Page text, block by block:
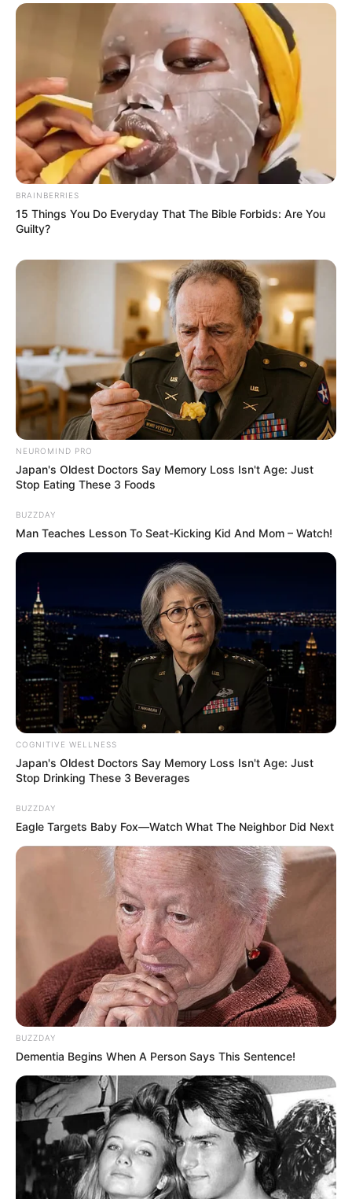
BRAINBERRIES
15 Things You Do Everyday That The Bible Forbids: Are You
Guilty?
NEUROMIND PRO
Japan's Oldest Doctors Say Memory Loss Isn't Age: Just
Stop Eating These 3 Foods
BUZZDAY
Man Teaches Lesson To Seat-Kicking Kid And Mom – Watch!
COGNITIVE WELLNESS
Japan's Oldest Doctors Say Memory Loss Isn't Age: Just
Stop Drinking These 3 Beverages
BUZZDAY
Eagle Targets Baby Fox—Watch What The Neighbor Did Next
BUZZDAY
Dementia Begins When A Person Says This Sentence!